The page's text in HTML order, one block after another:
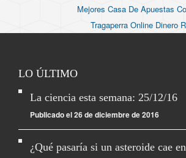
Mejores Casa De Apuestas
Tragaperra Online Dinero
LO ÚLTIMO
La ciencia esta semana: 25/12/16
Publicado el 26 de diciembre de 2016
¿Qué pasaría si un asteroide cae